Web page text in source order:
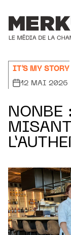
IT'S MY STORY
12 MAI 2026
NONBE